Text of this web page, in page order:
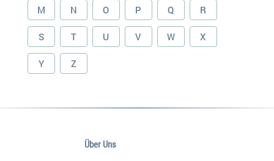
M N O P Q R
S T U V W X
Y Z
Über Uns